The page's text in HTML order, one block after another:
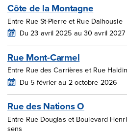
Côte de la Montagne
Entre Rue St-Pierre et Rue Dalhousie
Du 23 avril 2025 au 30 avril 2027
Rue Mont-Carmel
Entre Rue des Carrières et Rue
Du 5 février au 2 octobre 2026
Rue des Nations O
Entre Rue Douglas et Boulevard
sens